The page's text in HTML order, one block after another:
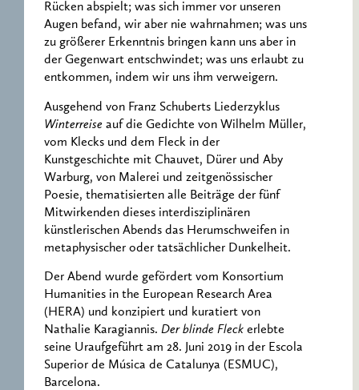
Rücken abspielt; was sich immer vor unseren
Augen befand, wir aber nie wahrnahmen; was uns
zu größerer Erkenntnis bringen kann uns aber in
der Gegenwart entschwindet; was uns erlaubt zu
entkommen, indem wir uns ihm verweigern.
Ausgehend von Franz Schuberts Liederzyklus
Winterreise auf die Gedichte von Wilhelm Müller,
vom Klecks und dem Fleck in der
Kunstgeschichte mit Chauvet, Dürer und Aby
Warburg, von Malerei und zeitgenössischer
Poesie, thematisierten alle Beiträge der fünf
Mitwirkenden dieses interdisziplinären
künstlerischen Abends das Herumschweifen in
metaphysischer oder tatsächlicher Dunkelheit.
Der Abend wurde gefördert vom Konsortium
Humanities in the European Research Area
(HERA) und konzipiert und kuratiert von
Nathalie Karagiannis. Der blinde Fleck erlebte
seine Uraufgeführt am 28. Juni 2019 in der Escola
Superior de Música de Catalunya (ESMUC),
Barcelona.